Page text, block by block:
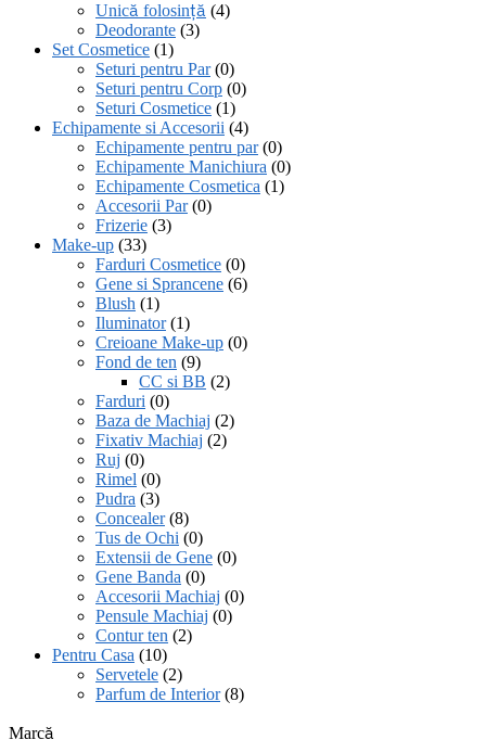
Unică folosință (4)
Deodorante (3)
Set Cosmetice (1)
Seturi pentru Par (0)
Seturi pentru Corp (0)
Seturi Cosmetice (1)
Echipamente si Accesorii (4)
Echipamente pentru par (0)
Echipamente Manichiura (0)
Echipamente Cosmetica (1)
Accesorii Par (0)
Frizerie (3)
Make-up (33)
Farduri Cosmetice (0)
Gene si Sprancene (6)
Blush (1)
Iluminator (1)
Creioane Make-up (0)
Fond de ten (9)
CC si BB (2)
Farduri (0)
Baza de Machiaj (2)
Fixativ Machiaj (2)
Ruj (0)
Rimel (0)
Pudra (3)
Concealer (8)
Tus de Ochi (0)
Extensii de Gene (0)
Gene Banda (0)
Accesorii Machiaj (0)
Pensule Machiaj (0)
Contur ten (2)
Pentru Casa (10)
Servetele (2)
Parfum de Interior (8)
Marcă